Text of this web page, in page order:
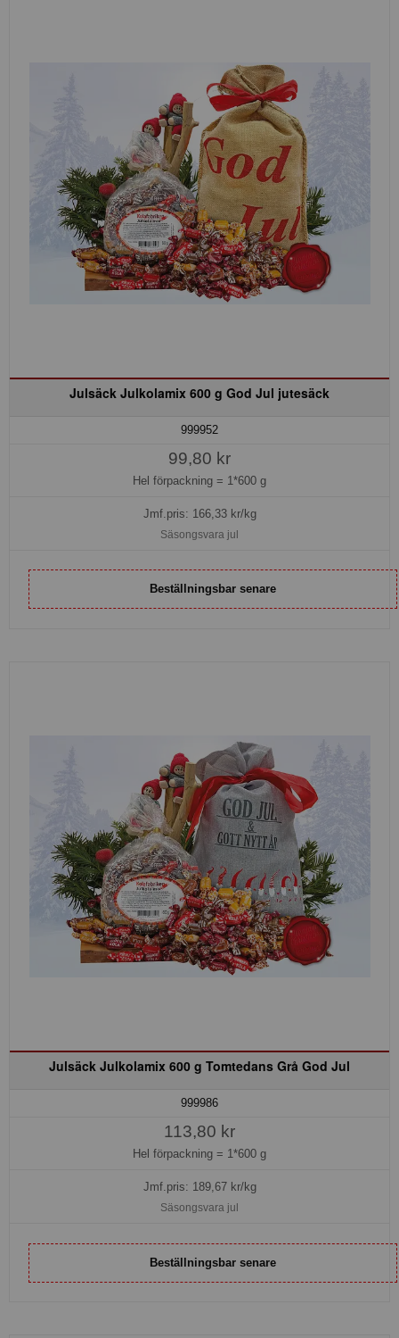
Julsäck Julkolamix 600 g God Jul jutesäck
999952
99,80 kr
Hel förpackning = 1*600 g
Jmf.pris: 166,33kr/kg
Säsongsvara jul
Beställningsbar senare
Julsäck Julkolamix 600 g Tomtedans Grå God Jul
999986
113,80 kr
Hel förpackning = 1*600 g
Jmf.pris: 189,67kr/kg
Säsongsvara jul
Beställningsbar senare